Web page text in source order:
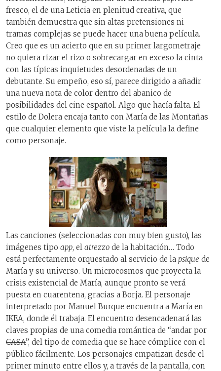
fresco, el de una Leticia en plenitud creativa, que
también demuestra que sin altas pretensiones ni
tramas complejas se puede hacer una buena película.
Creo que es un acierto que en su primer largometraje
no quiera rizar el rizo o sobrecargar en exceso la cinta
con las típicas inquietudes desordenadas de un
debutante. Su empeño, eso sí, parece dirigido a añadir
una nueva nota de color dentro del abanico de
posibilidades del cine español. Algo que hacía falta. El
estilo de Dolera encaja tanto con María de las Montañas
que cualquier elemento que viste la película la define
como personaje.
Las canciones (seleccionadas con muy bien gusto), las
imágenes tipo app, el atrezzo de la habitación… Todo
está perfectamente orquestado al servicio de la psique de
María y su universo. Un microcosmos que proyecta la
crisis existencial de María, aunque pronto se verá
puesta en cuarentena, gracias a Borja. El personaje
interpretado por Manuel Burque encuentra a María en
IKEA, donde él trabaja. El encuentro desencadenará las
claves propias de una comedia romántica de “andar por
CASA”, del tipo de comedia que se hace cómplice con el
público fácilmente. Los personajes empatizan desde el
primer minuto entre ellos y, a través de la pantalla, con